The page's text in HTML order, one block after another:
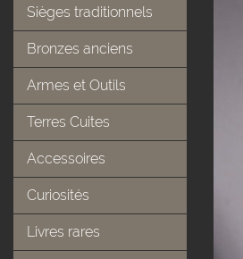
Sièges traditionnels
Bronzes anciens
Armes et Outils
Terres Cuites
Accessoires
Curiosités
Livres rares